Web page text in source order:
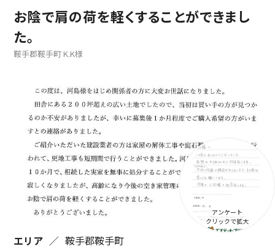
お陰で肩の荷を軽くすることができまし
た。
鞍手郡鞍手町 K.K様
エリア
鞍手郡鞍手町